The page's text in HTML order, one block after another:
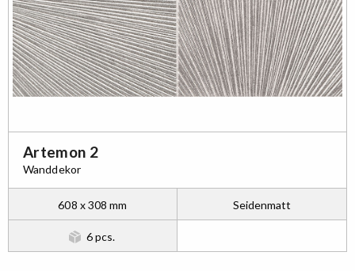
Artemon 2
Wanddekor
608 x 308 mm Seidenmatt
6 pcs.